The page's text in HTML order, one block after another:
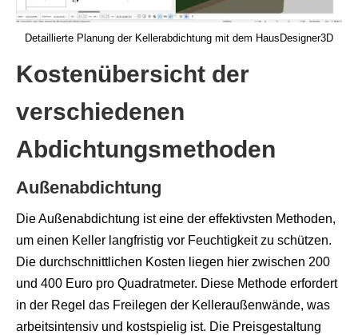
Detaillierte Planung der Kellerabdichtung mit dem HausDesigner3D
Kostenübersicht der
verschiedenen
Abdichtungsmethoden
Außenabdichtung
Die Außenabdichtung ist eine der effektivsten Methoden,
um einen Keller langfristig vor Feuchtigkeit zu schützen.
Die durchschnittlichen Kosten liegen hier zwischen 200
und 400 Euro pro Quadratmeter. Diese Methode erfordert
in der Regel das Freilegen der Kelleraußenwände, was
arbeitsintensiv und kostspielig ist. Die Preisgestaltung